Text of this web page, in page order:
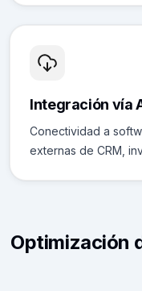
Integración vía
Conectividad a
externas de CRM,
Optimización